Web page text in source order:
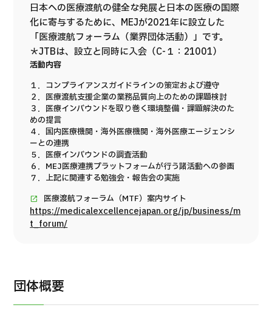
日本への医療渡航の健全な発展と日本の医療の国際
化に寄与するために、MEJが2021年に設立した
「医療渡航フォーラム（業界団体活動）」です。
＊JTBは、設立と同時に入会（C-１：21001）
活動内容
１．コンプライアンスガイドラインの策定および遵守
２．医療渡航支援企業の業務品質向上のための課題検討
３．医療インバウンドを取り巻く環境整備・課題解決のた
めの提言
４．国内医療機関・海外医療機関・海外医療エージェンシ
ーとの連携
５．医療インバウンドの調査活動
６．MEJ医療連携プラットフォームが行う諸活動への参画
７．上記に関連する勉強会・報告会の実施
医療渡航フォーラム（MTF）案内サイト
https://medicalexcellencejapan.org/jp/business/m
t_forum/
団体概要